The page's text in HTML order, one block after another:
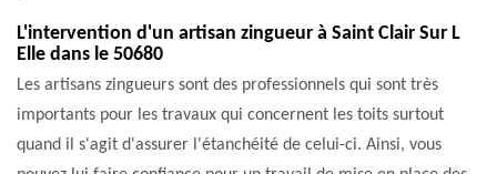
L'intervention d'un artisan zingueur à Saint Clair Sur L
Elle dans le 50680
Les artisans zingueurs sont des professionnels qui sont très
importants pour les travaux qui concernent les toits surtout
quand il s'agit d'assurer l'étanchéité de celui-ci. Ainsi, vous